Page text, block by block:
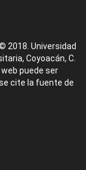
2018. Universidad
Coyoacán, C.
web puede ser
cite la fuente de